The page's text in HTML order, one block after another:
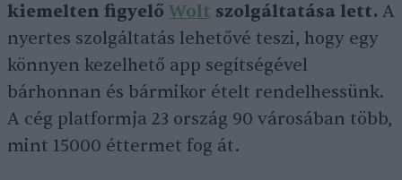
kiemelten figyelő Wolt szolgáltatása lett. A
nyertes szolgáltatás lehetővé teszi, hogy egy
könnyen kezelhető app segítségével
bárhonnan és bármikor ételt rendelhessünk.
A cég platformja 23 ország 90 városában több,
mint 15000 éttermet fog át.